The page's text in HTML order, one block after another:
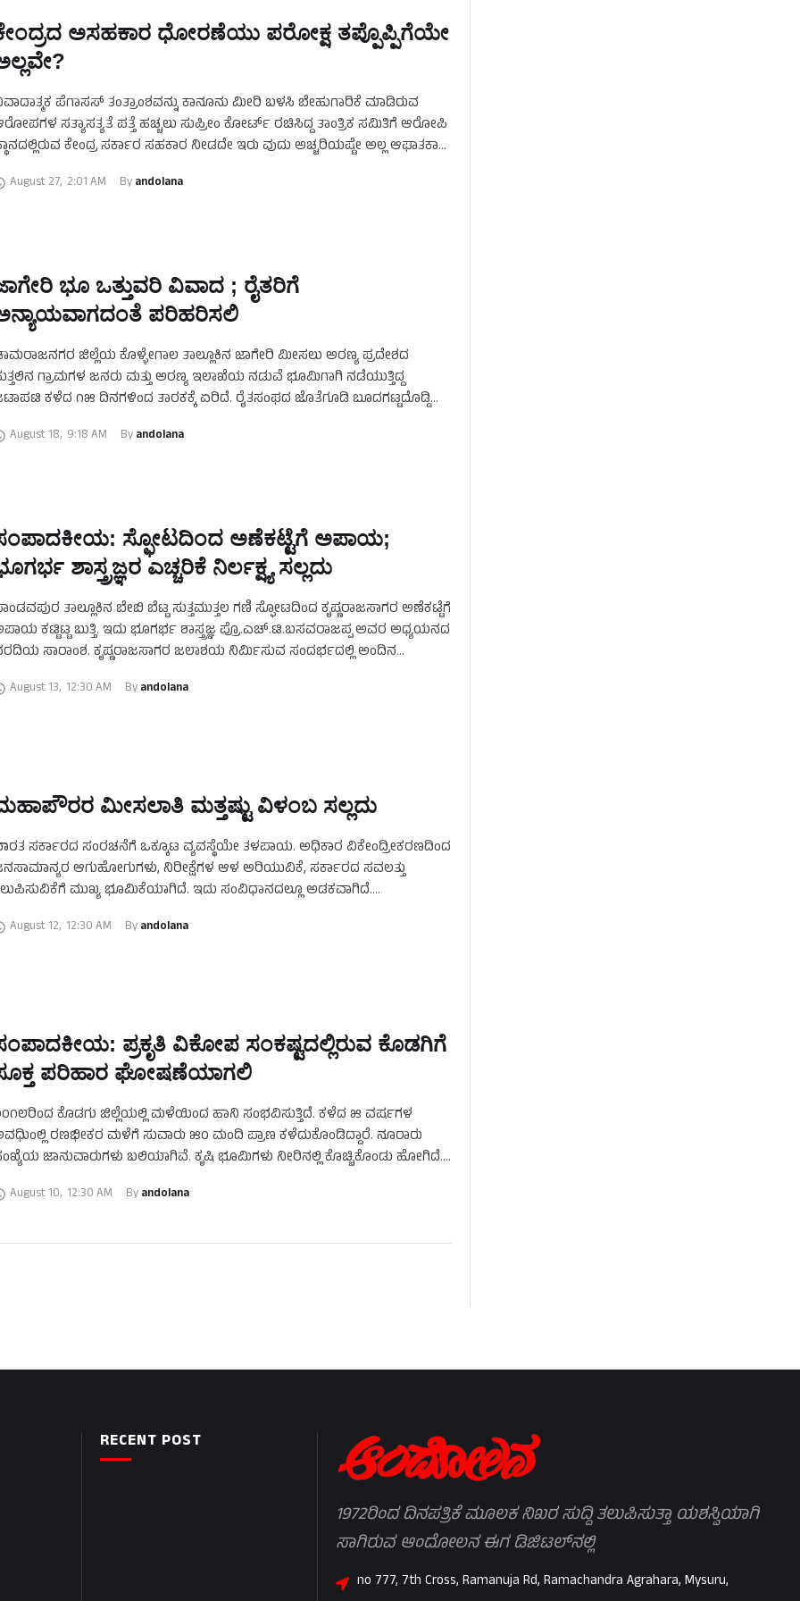
ಅಸಹಕಾರ ಧೋರಣೆಯು ಪರೋಕ್ಷ ತಪ್ಪೊಪ್ಪಿಗೆಯೇ
ಪೆಗಾಸಸ್ ತಂತ್ರಾಂಶವನ್ನು ಕಾನೂನು ಮೀರಿ ಬಳಸಿ ಬೇಹುಗಾರಿಕೆ ಮಾಡಿರುವ
ಸತ್ಯಾಸತ್ಯತೆ ಪತ್ತೆ ಹಚ್ಚಲು ಸುಪ್ರೀಂ ಕೋರ್ಟ್ ರಚಿಸಿದ್ದ ತಾಂತ್ರಿಕ ಸಮಿತಿಗೆ ಆರೋಪಿ
ಕೇಂದ್ರ ಸರ್ಕಾರ ಸಹಕಾರ ನೀಡದೇ ಇರು ವುದು ಅಚ್ಚರಿಯಷ್ಟೇ ಅಲ್ಲ ಆಘಾತಕಾರಿ
August 27, 2:01 AM By andolana
ಭೂ ಒತ್ತುವರಿ ವಿವಾದ ; ರೈತರಿಗೆ
ಪರಿಹರಿಸಲಿ
ಜಿಲ್ಲೆಯ ಕೊಳ್ಳೇಗಾಲ ತಾಲ್ಲೂಕಿನ ಜಾಗೇರಿ ಮೀಸಲು ಅರಣ್ಯ ಪ್ರದೇಶದ
ಗ್ರಾಮಗಳ ಜನರು ಮತ್ತು ಅರಣ್ಯ ಇಲಾಖೆಯ ನಡುವೆ ಭೂಮಿಗಾಗಿ ನಡೆಯುತ್ತಿದ್ದ
ಕಳೆದ ೧೫ ದಿನಗಳಿಂದ ತಾರಕಕ್ಕೆ ಏರಿದೆ. ರೈತಸಂಘದ ಜೊತೆಗೂಡಿ ಬೂದಗಟ್ಟದೊಡ್ಡಿ
August 18, 9:18 AM By andolana
ಸ್ಫೋಟದಿಂದ ಅಣೆಕಟ್ಟೆಗೆ ಅಪಾಯ;
ಶಾಸ್ತ್ರಜ್ಞರ ಎಚ್ಚರಿಕೆ ನಿರ್ಲಕ್ಷ್ಯ ಸಲ್ಲದು
ತಾಲ್ಲೂಕಿನ ಬೇಬಿ ಬೆಟ್ಟ ಸುತ್ತಮುತ್ತಲ ಗಣಿ ಸ್ಫೋಟದಿಂದ ಕೃಷ್ಣರಾಜಸಾಗರ ಅಣೆಕಟ್ಟೆಗೆ
ಕಟ್ಟಿಟ್ಟ ಬುತ್ತಿ. ಇದು ಭೂಗರ್ಭ ಶಾಸ್ತ್ರಜ್ಞ ಪ್ರೊ.ಎಚ್.ಟಿ.ಬಸವರಾಜಪ್ಪ ಅವರ ಅಧ್ಯಯನದ
ಸಾರಾಂಶ. ಕೃಷ್ಣರಾಜಸಾಗರ ಜಲಾಶಯ ನಿರ್ಮಿಸುವ ಸಂದರ್ಭದಲ್ಲಿ ಅಂದಿನ
August 13, 12:30 AM By andolana
ಮೀಸಲಾತಿ ಮತ್ತಷ್ಟು ವಿಳಂಬ ಸಲ್ಲದು
ಸರ್ಕಾರದ ಸಂರಚನೆಗೆ ಒಕ್ಕೂಟ ವ್ಯವಸ್ಥೆಯೇ ತಳಪಾಯ. ಅಧಿಕಾರ ವಿಕೇಂದ್ರೀಕರಣದಿಂದ
ಆಗುಹೋಗುಗಳು, ನಿರೀಕ್ಷೆಗಳ ಆಳ ಅರಿಯುವಿಕೆ, ಸರ್ಕಾರದ ಸವಲತ್ತು
ಮುಖ್ಯ ಭೂಮಿಕೆಯಾಗಿದೆ. ಇದು ಸಂವಿಧಾನದಲ್ಲೂ ಅಡಕವಾಗಿದೆ.
ನಗರವಾಸಿಗಳಿಗೆ ನೀಡಬಹುದಾದ …
August 12, 12:30 AM By andolana
ಪ್ರಕೃತಿ ವಿಕೋಪ ಸಂಕಷ್ಟದಲ್ಲಿರುವ ಕೊಡಗಿಗೆ
ಪರಿಹಾರ ಘೋಷಣೆಯಾಗಲಿ
ಕೊಡಗು ಜಿಲ್ಲೆಯಲ್ಲಿ ಮಳೆಯಿಂದ ಹಾನಿ ಸಂಭವಿಸುತ್ತಿದೆ. ಕಳೆದ ೫ ವರ್ಷಗಳ
ರಣಭೀಕರ ಮಳೆಗೆ ಸುವಾರು ೫೦ ಮಂದಿ ಪ್ರಾಣ ಕಳೆದುಕೊಂಡಿದ್ದಾರೆ. ನೂರಾರು
ಜಾನುವಾರುಗಳು ಬಲಿಯಾಗಿವೆ. ಕೃಷಿ ಭೂಮಿಗಳು ನೀರಿನಲ್ಲಿ ಕೊಚ್ಚಿಕೊಂಡು ಹೋಗಿದೆ.
August 10, 12:30 AM By andolana
RECENT POST
1972ರಿಂದ ದಿನಪತ್ರಿಕೆ ಮೂಲಕ ನಿಖರ ಸುದ್ದಿ ತಲುಪಿಸುತ್ತಾ ಯಶಸ್ವಿಯಾಗಿ
ಸಾಗಿರುವ ಆಂದೋಲನ ಈಗ ಡಿಜಿಟಲ್‌ನಲ್ಲಿ
no 777, 7th Cross, Ramanuja Rd, Ramachandra Agrahara, Mysuru,